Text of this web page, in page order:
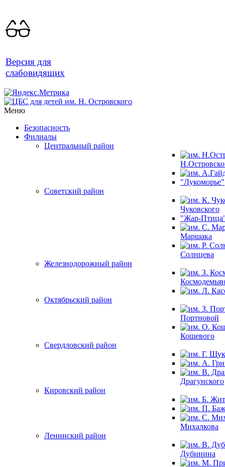
Версия для
слабовидящих
Меню
Безопасность
Филиалы
Центральный район
"Лукоморье"
Советский район
Чуковского
"Жар-
Маршака
Солнцева
Железнодорожный район
Октябрьский район
Портновой
Кошевого
Свердловский район
Драгунского
Кировский район
Михалкова
Ленинский район
Дубинина